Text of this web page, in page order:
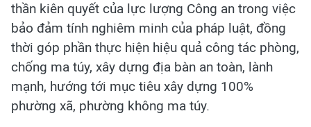
thần kiên quyết của lực lượng Công an trong việc
bảo đảm tính nghiêm minh của pháp luật, đồng
thời góp phần thực hiện hiệu quả công tác phòng,
chống ma túy, xây dựng địa bàn an toàn, lành
mạnh, hướng tới mục tiêu xây dựng 100%
phường xã, phường không ma túy.